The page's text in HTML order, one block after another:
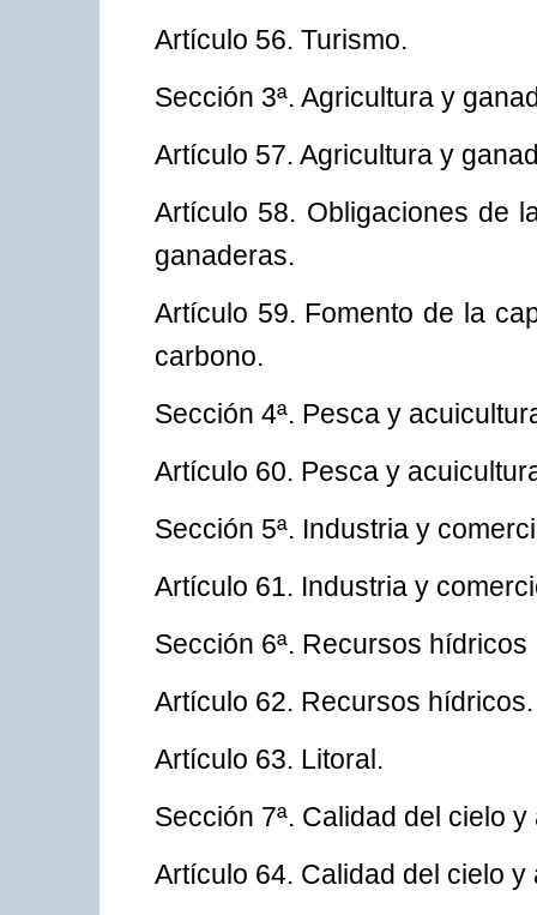
Artículo 56. Turismo.
Sección 3ª. Agricultura y
Artículo 57. Agricultura y
Artículo 58. Obligaciones de
ganaderas.
Artículo 59. Fomento de la
carbono.
Sección 4ª. Pesca y
Artículo 60. Pesca y
Sección 5ª. Industria y
Artículo 61. Industria y
Sección 6ª. Recursos hídricos
Artículo 62. Recursos hídricos.
Artículo 63. Litoral.
Sección 7ª. Calidad del cielo
Artículo 64. Calidad del cielo